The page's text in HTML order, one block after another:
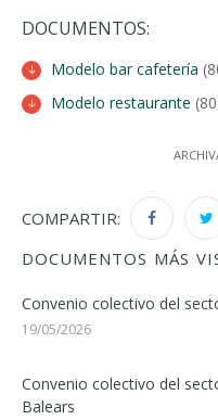
DOCUMENTOS:
Modelo bar cafetería
Modelo restaurante
COMPARTIR:
DOCUMENTOS MÁS
Convenio colectivo del
19/05/2026
Convenio colectivo del
Balears